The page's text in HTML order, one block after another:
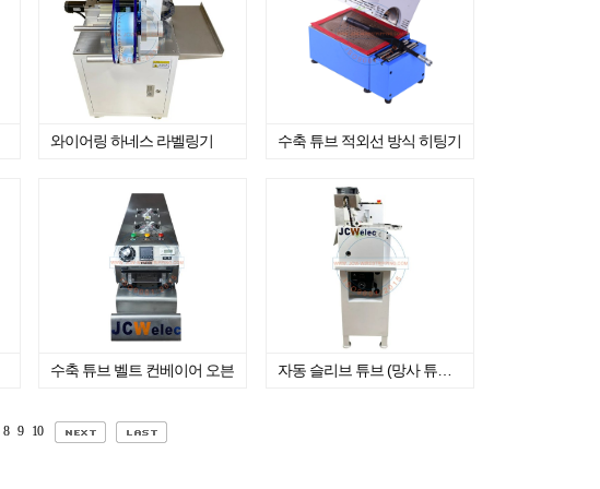
와이어링 하네스 라벨링기 수축 튜브 적외선 방식 히팅기
수축 튜브 벨트 컨베이어 오븐 자동 슬리브 튜브 (망사 튜브) 열선 커팅기
8 9 10